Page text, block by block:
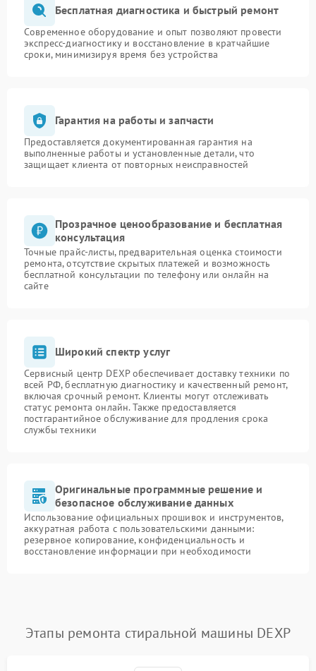
Бесплатная диагностика и быстрый ремонт
Современное оборудование и опыт позволяют провести
экспресс-диагностику и восстановление в кратчайшие
сроки, минимизируя время без устройства
Гарантия на работы и запчасти
Предоставляется документированная гарантия на
выполненные работы и установленные детали, что
защищает клиента от повторных неисправностей
Прозрачное ценообразование и бесплатная
консультация
Точные прайс-листы, предварительная оценка стоимости
ремонта, отсутствие скрытых платежей и возможность
бесплатной консультации по телефону или онлайн на
сайте
Широкий спектр услуг
Сервисный центр DEXP обеспечивает доставку техники по
всей РФ, бесплатную диагностику и качественный ремонт,
включая срочный ремонт. Клиенты могут отслеживать
статус ремонта онлайн. Также предоставляется
постгарантийное обслуживание для продления срока
службы техники
Оригинальные программные решение и
безопасное обслуживание данных
Использование официальных прошивок и инструментов,
аккуратная работа с пользовательскими данными:
резервное копирование, конфиденциальность и
восстановление информации при необходимости
Этапы ремонта стиральной машины DEXP